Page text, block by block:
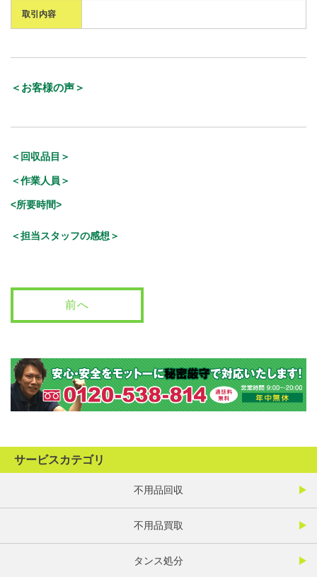
取引内容
＜お客様の声＞
＜回収品目＞
＜作業人員＞
<所要時間>
＜担当スタッフの感想＞
前へ
サービスカテゴリ
不用品回収
不用品買取
タンス処分